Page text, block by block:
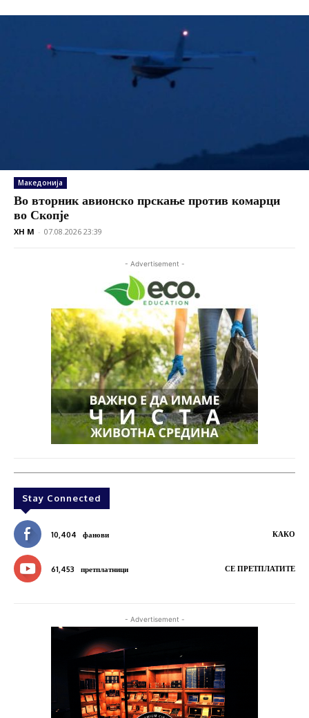
Македонија
Во вторник авионско прскање против комарци
во Скопје
XH M - 07.08.2026 23:39
- Advertisement -
Stay Connected
10,404 фанови КАКО
61,453 претплатници СЕ ПРЕТПЛАТИТЕ
- Advertisement -